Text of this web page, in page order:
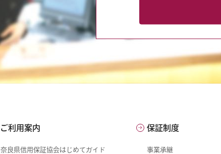
ご利用案内
奈良県信用保証協会はじめてガイド
保証制度
事業承継